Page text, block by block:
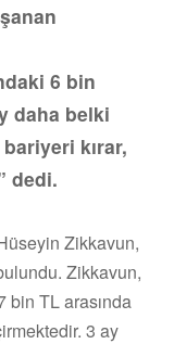
6 bin
daha belki
kırar,
dedi.
Zikkavun,
Zikkavun,
bin TL arasında
3 ay